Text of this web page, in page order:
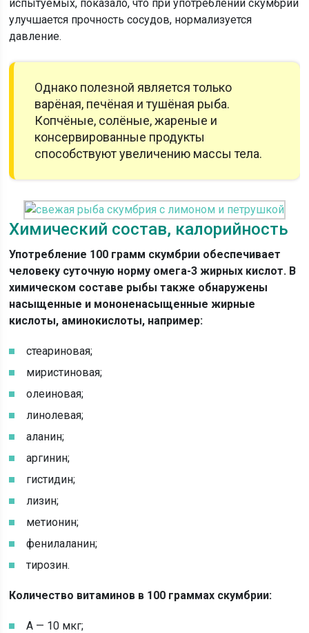
испытуемых, показало, что при употреблении скумбрии
улучшается прочность сосудов, нормализуется
давление.
Однако полезной является только
варёная, печёная и тушёная рыба.
Копчёные, солёные, жареные и
консервированные продукты
способствуют увеличению массы тела.
Химический состав, калорийность
Употребление 100 грамм скумбрии обеспечивает
человеку суточную норму омега-3 жирных кислот. В
химическом составе рыбы также обнаружены
насыщенные и мононенасыщенные жирные
кислоты, аминокислоты, например:
стеариновая;
миристиновая;
олеиновая;
линолевая;
аланин;
аргинин;
гистидин;
лизин;
метионин;
фенилаланин;
тирозин.
Количество витаминов в 100 граммах скумбрии:
А — 10 мкг;